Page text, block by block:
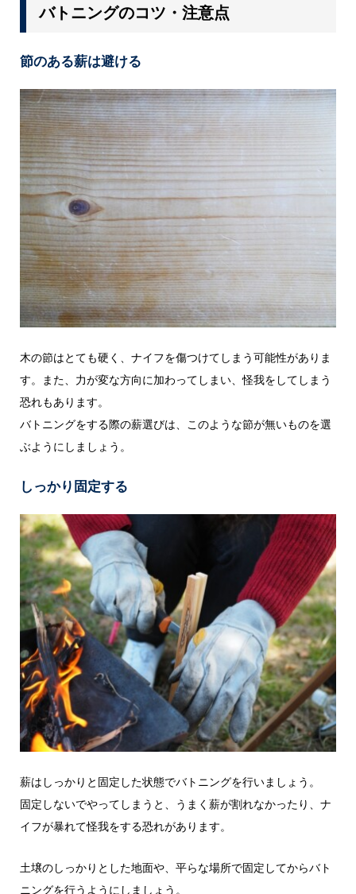
バトニングのコツ・注意点
節のある薪は避ける
木の節はとても硬く、ナイフを傷つけてしまう可能性がありま
す。また、力が変な方向に加わってしまい、怪我をしてしまう
恐れもあります。
バトニングをする際の薪選びは、このような節が無いものを選
ぶようにしましょう。
しっかり固定する
薪はしっかりと固定した状態でバトニングを行いましょう。
固定しないでやってしまうと、うまく薪が割れなかったり、ナ
イフが暴れて怪我をする恐れがあります。
土壌のしっかりとした地面や、平らな場所で固定してからバト
ニングを行うようにしましょう。